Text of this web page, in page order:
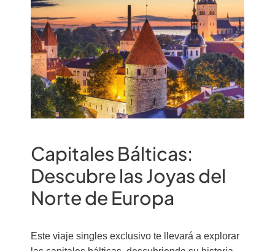
Capitales Bálticas:
Descubre las Joyas del
Norte de Europa
Este viaje singles exclusivo te llevará a explorar